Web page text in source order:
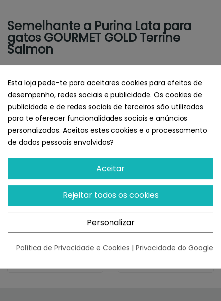
Semelhante a Purina Lata para
gatos GOURMET GOLD Terrine
Salmon
PURINA GOURMET
Purina Lata Para Gatos
GOURMET GOLD Terrine
Surtido...
¡Últimas produtos!
7,82 €
PURINA GOURMET
Purina Lata Para Gatos
GOURMET GOLD Doble
Placer...
¡Últimas produtos!
19,00 €
Esta loja pede-te para aceitares cookies para efeitos de
desempenho, redes sociais e publicidade. Os cookies de
publicidade e de redes sociais de terceiros são utilizados
para te oferecer funcionalidades sociais e anúncios
personalizados. Aceitas estes cookies e o processamento
de dados pessoais envolvidos?
Aceitar
Rejeitar todos os cookies
Personalizar
Política de Privacidade e Cookies | Privacidade do Google